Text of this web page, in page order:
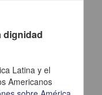
ejemplos de
sobre
dignidad
Latina y el
Americanos